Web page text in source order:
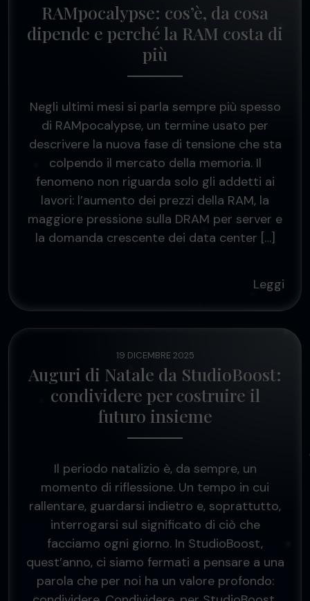
RAMpocalypse: cos’è, da cosa
dipende e perché la RAM costa di
più
Negli ultimi mesi si parla sempre più spesso
di RAMpocalypse, un termine usato per
descrivere la nuova fase di tensione che sta
colpendo il mercato della memoria. Il
fenomeno non riguarda solo gli addetti ai
lavori: l’aumento dei prezzi della RAM, la
maggiore pressione sulla DRAM per server e
la domanda crescente dei data center […]
Leggi
19 DICEMBRE 2025
Auguri di Natale da StudioBoost:
condividere per costruire il
futuro insieme
Il periodo natalizio è, da sempre, un
momento di riflessione. Un tempo in cui
rallentare, guardarsi indietro e, soprattutto,
interrogarsi sul significato di ciò che
facciamo ogni giorno. In StudioBoost,
quest’anno, ci siamo fermati a pensare a una
parola che per noi ha un valore profondo: